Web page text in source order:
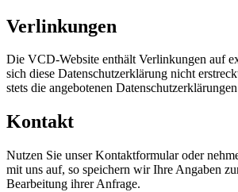
Verlinkungen
Die VCD-Website enthält Verlinkungen auf
sich diese Datenschutzerklärung nicht
stets die angebotenen
Kontakt
Nutzen Sie unser Kontaktformular oder
mit uns auf, so speichern wir Ihre Angaben
Bearbeitung ihrer Anfrage.